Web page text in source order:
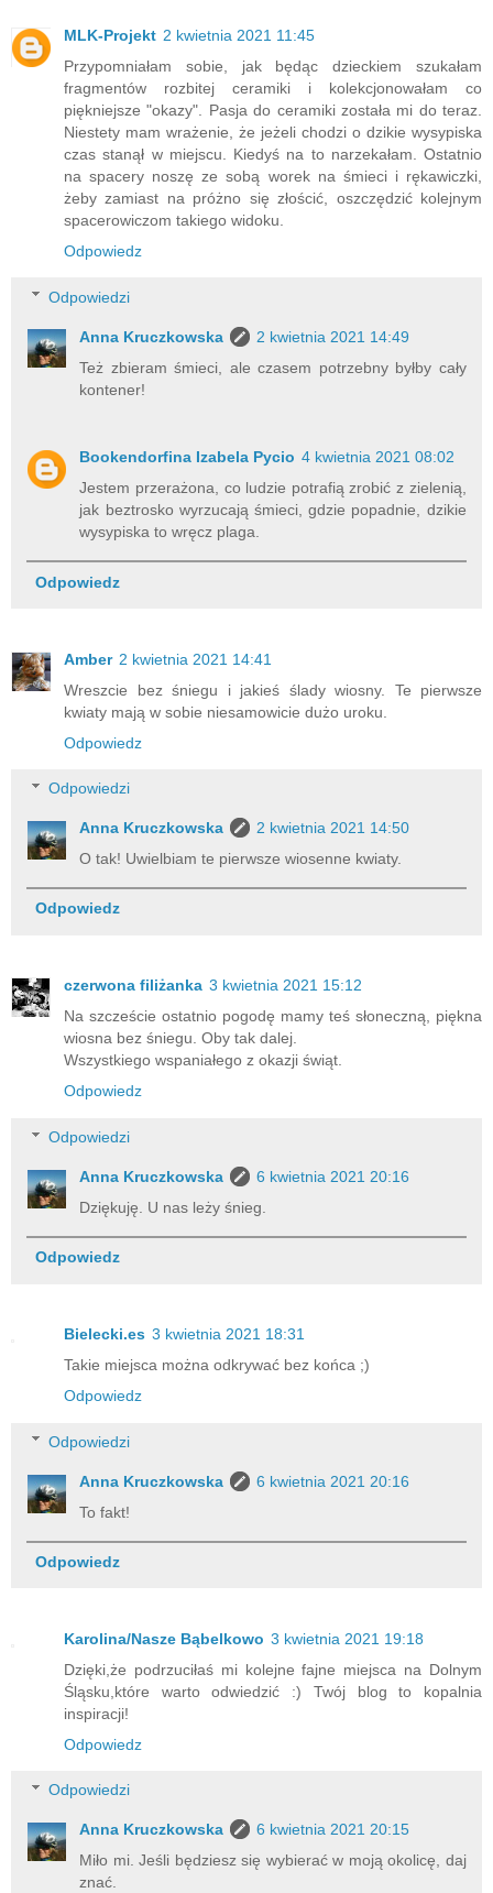
MLK-Projekt 2 kwietnia 2021 11:45
Przypomniałam sobie, jak będąc dzieckiem szukałam
fragmentów rozbitej ceramiki i kolekcjonowałam co
piękniejsze "okazy". Pasja do ceramiki została mi do teraz.
Niestety mam wrażenie, że jeżeli chodzi o dzikie wysypiska
czas stanął w miejscu. Kiedyś na to narzekałam. Ostatnio
na spacery noszę ze sobą worek na śmieci i rękawiczki,
żeby zamiast na próżno się złościć, oszczędzić kolejnym
spacerowiczom takiego widoku.
Odpowiedz
Odpowiedzi
Anna Kruczkowska
2 kwietnia 2021 14:49
Też zbieram śmieci, ale czasem potrzebny byłby cały
kontener!
Bookendorfina Izabela Pycio 4 kwietnia 2021 08:02
Jestem przerażona, co ludzie potrafią zrobić z zielenią,
jak beztrosko wyrzucają śmieci, gdzie popadnie, dzikie
wysypiska to wręcz plaga.
Odpowiedz
Amber 2 kwietnia 2021 14:41
Wreszcie bez śniegu i jakieś ślady wiosny. Te pierwsze
kwiaty mają w sobie niesamowicie dużo uroku.
Odpowiedz
Odpowiedzi
Anna Kruczkowska
2 kwietnia 2021 14:50
O tak! Uwielbiam te pierwsze wiosenne kwiaty.
Odpowiedz
czerwona filiżanka 3 kwietnia 2021 15:12
Na szczeście ostatnio pogodę mamy teś słoneczną, piękna
wiosna bez śniegu. Oby tak dalej.
Wszystkiego wspaniałego z okazji świąt.
Odpowiedz
Odpowiedzi
Anna Kruczkowska
6 kwietnia 2021 20:16
Dziękuję. U nas leży śnieg.
Odpowiedz
Bielecki.es 3 kwietnia 2021 18:31
Takie miejsca można odkrywać bez końca ;)
Odpowiedz
Odpowiedzi
Anna Kruczkowska
6 kwietnia 2021 20:16
To fakt!
Odpowiedz
Karolina/Nasze Bąbelkowo 3 kwietnia 2021 19:18
Dzięki,że podrzuciłaś mi kolejne fajne miejsca na Dolnym
Śląsku,które warto odwiedzić :) Twój blog to kopalnia
inspiracji!
Odpowiedz
Odpowiedzi
Anna Kruczkowska
6 kwietnia 2021 20:15
Miło mi. Jeśli będziesz się wybierać w moją okolicę, daj
znać.